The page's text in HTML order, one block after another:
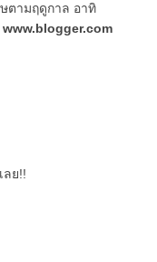
ตามฤดูกาล อาทิ
ลย!!